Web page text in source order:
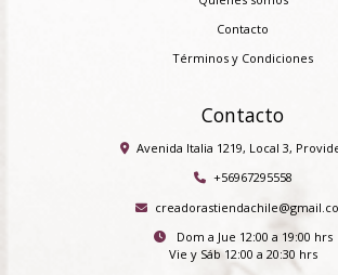
Contacto
Términos y Condiciones
Contacto
Avenida Italia 1219, Local 3,
+56967295558
Dom a Jue 12:00 a 19:00 hrs
Vie y Sáb 12:00 a 20:30 hrs